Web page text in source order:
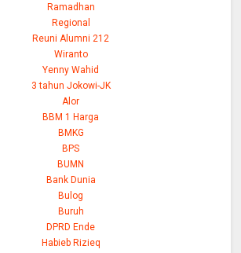
Ramadhan
Regional
Reuni Alumni 212
Wiranto
Yenny Wahid
3 tahun Jokowi-JK
Alor
BBM 1 Harga
BMKG
BPS
BUMN
Bank Dunia
Bulog
Buruh
DPRD Ende
Habieb Rizieq